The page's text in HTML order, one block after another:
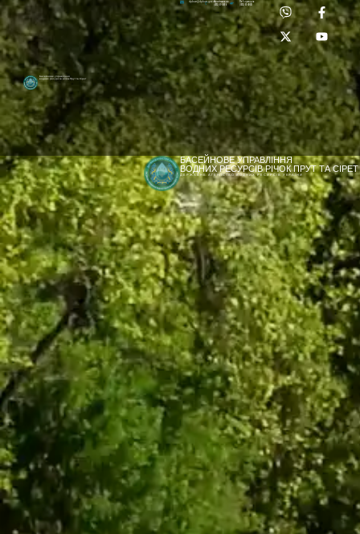
[newyear_garland]
Басейнове управління
водних ресурсів річок Прут та Сірет
Лабораторія:
(0372) 53-92-00
dpbuvr@dpbuvr.gov.uaПриймальня:
(0372) 51-14-56
БАСЕЙНОВЕ УПРАВЛІННЯ
ВОДНИХ РЕСУРСІВ РІЧОК ПРУТ ТА СІРЕТ
ДЕРЖАВНЕ АГЕНТСТВО ВОДНИХ РЕСУРСІВ УКРАЇНИ